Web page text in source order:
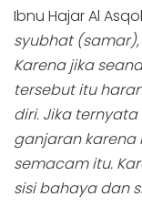
Ibnu Hajar Al
syubhat
Karena jika
tersebut itu
diri. Jika
ganjaran karena
semacam itu.
sisi bahaya dan